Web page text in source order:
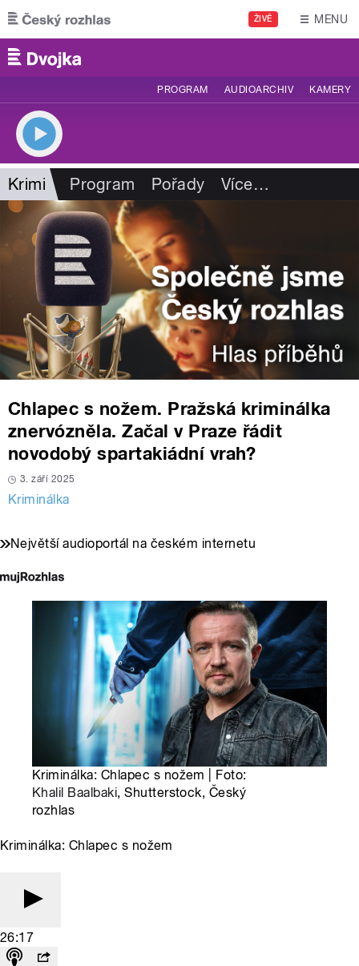
Přejít k hlavnímu obsahu
ŽIVĚ MENU
PROGRAM AUDIOARCHIV KAMERY
Krimi Program Pořady Více…
Chlapec s nožem. Pražská kriminálka
znervózněla. Začal v Praze řádit
novodobý spartakiádní vrah?
3. září 2025
Kriminálka
Největší audioportál na českém internetu
Kriminálka: Chlapec s nožem | Foto:
Khalil Baalbaki, Shutterstock, Český
rozhlas
Kriminálka: Chlapec s nožem
26:17